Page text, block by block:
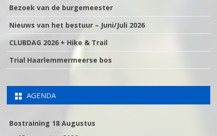
Bezoek van de burgemeester
Nieuws van het bestuur – Juni/Juli 2026
CLUBDAG 2026 + Hike & Trail
Trial Haarlemmermeerse bos
AGENDA
Bostraining 18 Augustus